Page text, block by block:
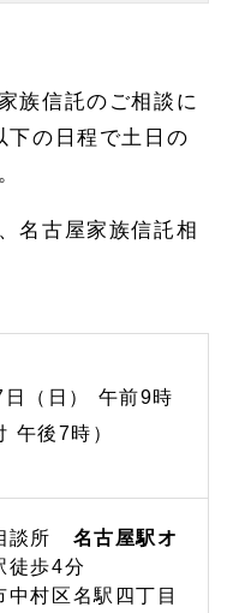
族信託のご相談に
下の日程で土日の
名古屋家族信託相
（日）
午前9時
午後7時）
談所 名古屋駅オ
歩4分
中村区名駅四丁目